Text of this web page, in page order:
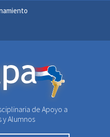
de Apoyo a
y Alumnos